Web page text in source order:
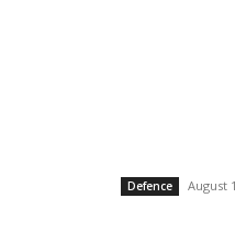
Defence August